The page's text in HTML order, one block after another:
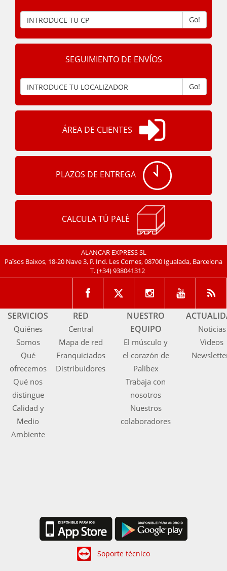
Go!
SEGUIMIENTO DE ENVÍOS
Go!
ÁREA DE CLIENTES
PLAZOS DE ENTREGA
CALCULA TÚ PALÉ
ALANCAR EXPRESS SL
Països Baixos, 18-20 Nave 3, P. Ind. Les Comes, 08700 Igualada, Barcelona
T.(+34) 938041312
SERVICIOS
Quiénes
Somos
Qué
ofrecemos
Qué nos
distingue
Calidad y
Medio
Ambiente
RED
Central
Mapa de red
Franquiciados
Distribuidores
NUESTRO
EQUIPO
El músculo y
el corazón de
Palibex
Trabaja con
nosotros
Nuestros
colaboradores
Noticias
Videos
Soporte técnico